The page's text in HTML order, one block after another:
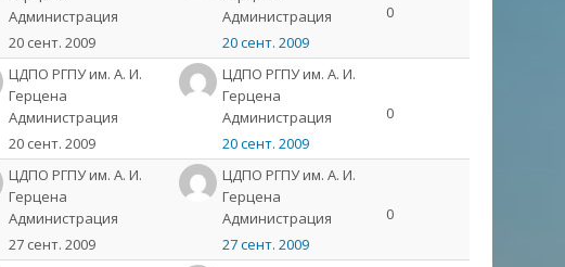
Администрация
20 сент. 2009
Администрация
20 сент. 2009
0
ЦДПО РГПУ им. А. И.
Герцена
Администрация
20 сент. 2009
ЦДПО РГПУ им. А. И.
Герцена
Администрация
20 сент. 2009
0
ЦДПО РГПУ им. А. И.
Герцена
Администрация
27 сент. 2009
ЦДПО РГПУ им. А. И.
Герцена
Администрация
27 сент. 2009
0